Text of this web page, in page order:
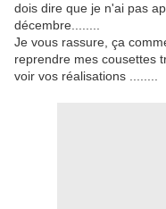
dois dire que je n'ai pas
décembre........
Je vous rassure, ça
reprendre mes cousettes
voir vos réalisations ........